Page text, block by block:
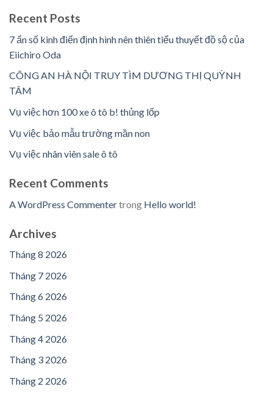
Recent Posts
7 ẩn số kinh điển định hình nên thiên tiểu thuyết đồ sộ của
Eiichiro Oda
CÔNG AN HÀ NỘI TRUY TÌM DƯƠNG THỊ QUỲNH
TÂM
Vụ việc hơn 100 xe ô tô b! thủng lốp
Vụ việc bảo mẫu trường mần non
Vụ việc nhân viên sale ô tô
Recent Comments
A WordPress Commentertrong Hello world!
Archives
Tháng 8 2026
Tháng 7 2026
Tháng 6 2026
Tháng 5 2026
Tháng 4 2026
Tháng 3 2026
Tháng 2 2026